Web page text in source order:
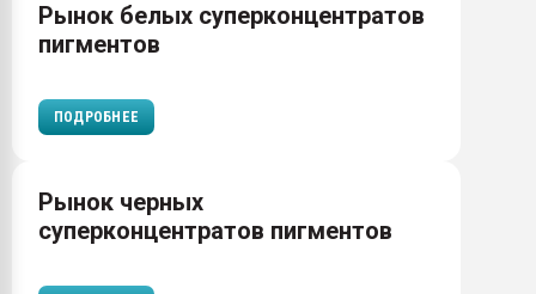
Рынок белых суперконцентратов
пигментов
ПОДРОБНЕЕ
Рынок черных
суперконцентратов пигментов